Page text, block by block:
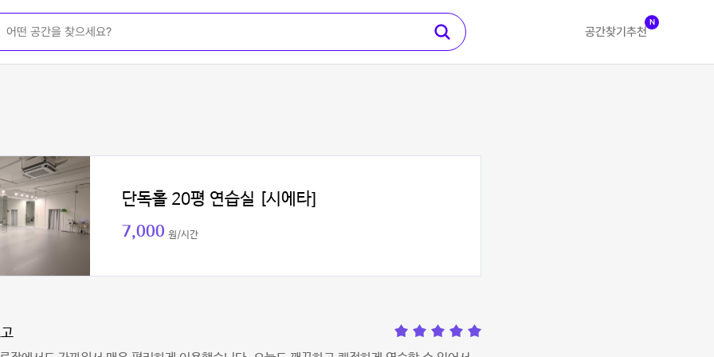
공간찾기 추천
N
단독홀 20평 연습실 [시에타]
7,000 원/시간